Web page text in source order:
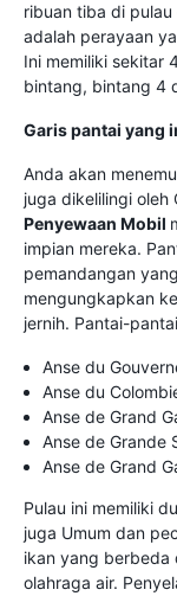
ribuan tiba di
adalah perayaan
Ini memiliki sekitar
bintang, bintang 4
Garis pantai yang
Anda akan
juga dikelilingi oleh
Penyewaan Mobil
impian mereka.
pemandangan
mengungkapkan
jernih. Pantai-
Anse du
Anse du
Anse de Grand
Anse de Grande
Anse de Grand
Pulau ini memiliki
juga Umum dan
ikan yang berbeda
olahraga air.